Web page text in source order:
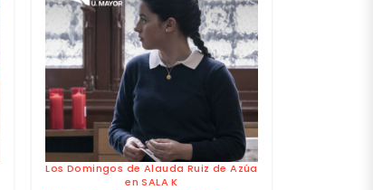
Los Domingos de Alauda Ruiz de Azúa
en SALA K